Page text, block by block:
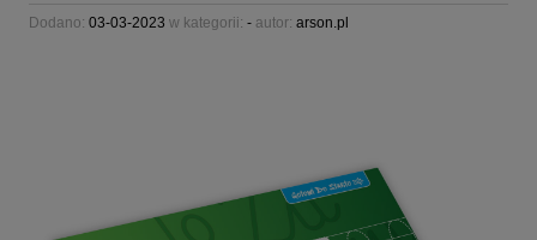
Dodano: 03-03-2023 w kategorii: - autor: arson.pl